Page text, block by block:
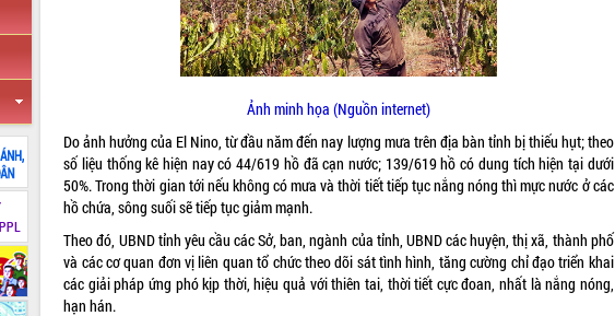
Ảnh minh họa (Nguồn internet)
Do ảnh hưởng của El Nino, từ đầu năm đến nay lượng mưa trên địa bàn tỉnh bị thiếu hụt; theo
số liệu thống kê hiện nay có 44/619 hồ đã cạn nước; 139/619 hồ có dung tích hiện tại dưới
50%. Trong thời gian tới nếu không có mưa và thời tiết tiếp tục nắng nóng thì mực nước ở các
hồ chứa, sông suối sẽ tiếp tục giảm mạnh.
Theo đó, UBND tỉnh yêu cầu các Sở, ban, ngành của tỉnh, UBND các huyện, thị xã, thành phố
và các cơ quan đơn vị liên quan tổ chức theo dõi sát tình hình, tăng cường chỉ đạo triển khai
các giải pháp ứng phó kịp thời, hiệu quả với thiên tai, thời tiết cực đoan, nhất là nắng nóng,
hạn hán.